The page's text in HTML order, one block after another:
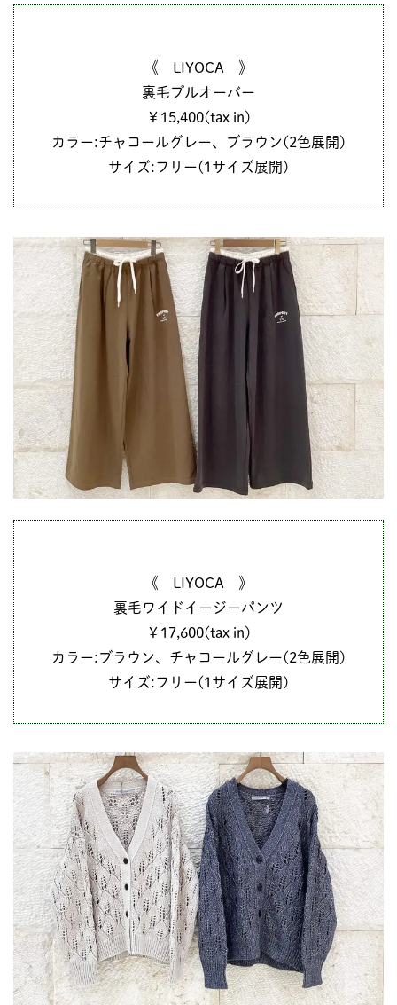
《 LIYOCA 》
裏毛プルオーバー
￥15,400(tax in)
カラー:チャコールグレー、ブラウン(2色展開)
サイズ:フリー(1サイズ展開)
《 LIYOCA 》
裏毛ワイドイージーパンツ
￥17,600(tax in)
カラー:ブラウン、チャコールグレー(2色展開)
サイズ:フリー(1サイズ展開)